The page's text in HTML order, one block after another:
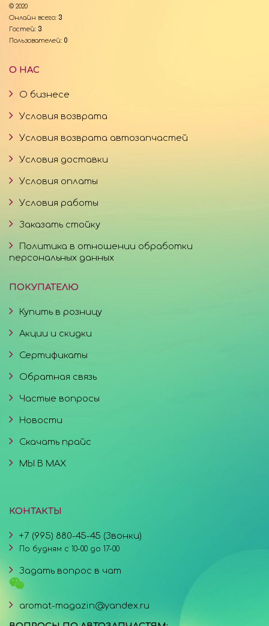
© 2020
Онлайн всего: 3
Гостей: 3
Пользователей: 0
О НАС
О бизнесе
Условия возврата
Условия возврата автозапчастей
Условия доставки
Условия оплаты
Условия работы
Заказать стойку
Политика в отношении обработки
персональных данных
ПОКУПАТЕЛЮ
Купить в розницу
Акции и скидки
Сертификаты
Обратная связь
Частые вопросы
Новости
Скачать прайс
МЫ В MAX
КОНТАКТЫ
+7 (995) 880-45-45 (Звонки)
По будням с 10-00 до 17-00
Задать вопрос в чат
aromat-magazin@yandex.ru